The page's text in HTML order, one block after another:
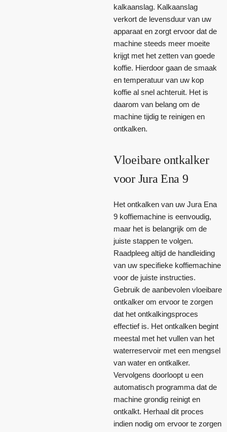
kalkaanslag. Kalkaanslag
verkort de levensduur van uw
apparaat en zorgt ervoor dat de
machine steeds meer moeite
krijgt met het zetten van goede
koffie. Hierdoor gaan de smaak
en temperatuur van uw kop
koffie al snel achteruit. Het is
daarom van belang om de
machine tijdig te reinigen en
ontkalken.
Vloeibare ontkalker
voor Jura Ena 9
Het ontkalken van uw Jura Ena
9 koffiemachine is eenvoudig,
maar het is belangrijk om de
juiste stappen te volgen.
Raadpleeg altijd de handleiding
van uw specifieke koffiemachine
voor de juiste instructies.
Gebruik de aanbevolen vloeibare
ontkalker om ervoor te zorgen
dat het ontkalkingsproces
effectief is. Het ontkalken begint
meestal met het vullen van het
waterreservoir met een mengsel
van water en ontkalker.
Vervolgens doorloopt u een
automatisch programma dat de
machine grondig reinigt en
ontkalkt. Herhaal dit proces
indien nodig om ervoor te zorgen